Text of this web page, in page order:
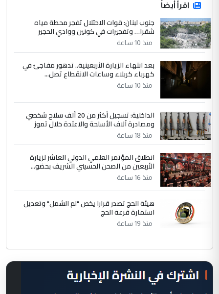
اقرأ أيضاً
جنوب لبنان: قوات الاحتلال تفجر محطة مياه
شقرا… وتفجيرات في كونين ووادي الحجير
منذ 10 ساعة
بعد انتهاء الزيارة الأربعينية.. تدهور مفاجئ في
كهرباء كربلاء وساعات الانقطاع تصل...
منذ 10 ساعة
الداخلية: تسجيل أكثر من 20 ألف سلاح شخصي
ومصادرة آلاف الأسلحة والاعتدة خلال تموز
منذ 18 ساعة
انطلاق المؤتمر العلمي الدولي العاشر لزيارة
الأربعين من الصحن الحسيني الشريف بحضو...
منذ 16 ساعة
هيئة الحج تصدر قرارا يخص "لم الشمل" وتعديل
استمارة قرعة الحج
منذ 19 ساعة